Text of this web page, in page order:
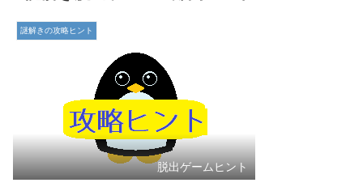
謎解きの攻略ヒント
脱出ゲームヒント